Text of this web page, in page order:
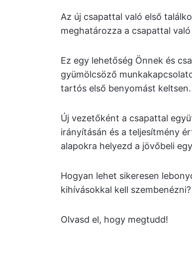
Az új csapattal való első
meghatározza a csapattal
Ez egy lehetőség Önnek és
gyümölcsöző
tartós első benyomást keltsen.
Új vezetőként a csapattal
irányításán és a teljesítmény
alapokra helyezd a jövőbeli
Hogyan lehet sikeresen
kihívásokkal kell szembenézni?
Olvasd el, hogy megtudd!